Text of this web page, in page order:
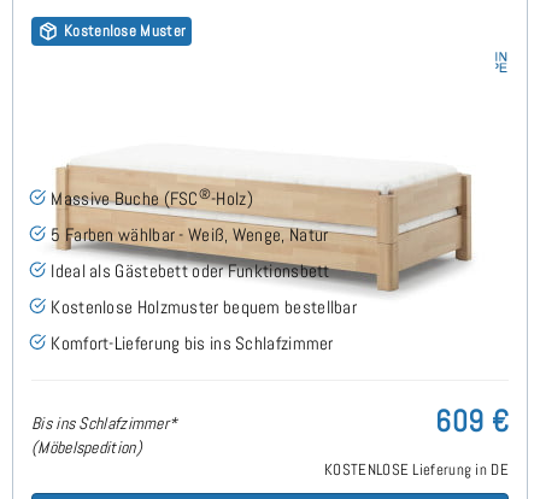
Kostenlose Muster
Massive Buche (FSC®-Holz)
5 Farben wählbar - Weiß, Wenge, Natur
Ideal als Gästebett oder Funktionsbett
Kostenlose Holzmuster bequem bestellbar
Komfort-Lieferung bis ins Schlafzimmer
Bis ins Schlafzimmer*
(Möbelspedition)
609 €
KOSTENLOSE Lieferung in DE